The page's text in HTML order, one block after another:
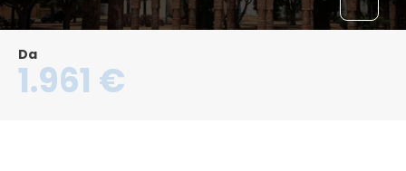
Da
1.961 €